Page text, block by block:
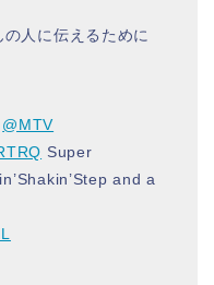
人に伝えるために
@MTV
Super
and a